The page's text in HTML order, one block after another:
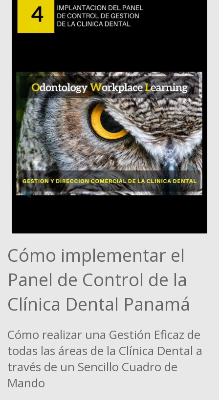
Cómo implementar el
Panel de Control de la
Clínica Dental Panamá
Cómo realizar una Gestión Eficaz de
todas las áreas de la Clínica Dental a
través de un Sencillo Cuadro de
Mando